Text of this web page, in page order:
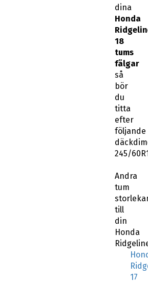
dina
Honda
18
tums
fälgar
så
bör
du
titta
efter
följande
245/
Andra
tum
till
din
Honda
17